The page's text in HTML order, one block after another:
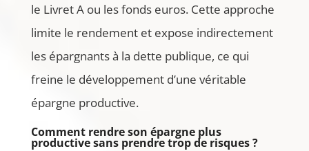
le Livret A ou les fonds euros. Cette approche
limite le rendement et expose indirectement
les épargnants à la dette publique, ce qui
freine le développement d’une véritable
épargne productive.
Comment rendre son épargne plus
productive sans prendre trop de risques ?